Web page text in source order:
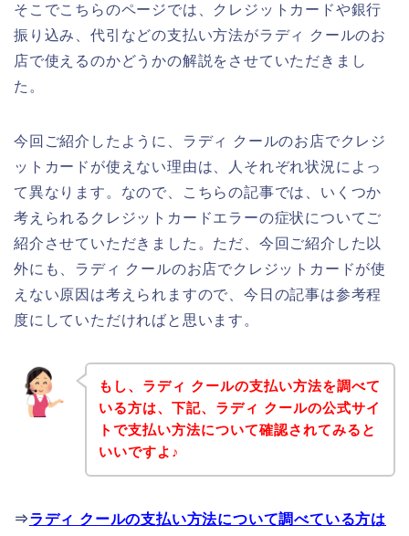
そこでこちらのページでは、クレジットカードや銀行
振り込み、代引などの支払い方法がラディ クールのお
店で使えるのかどうかの解説をさせていただきまし
た。
今回ご紹介したように、ラディ クールのお店でクレジ
ットカードが使えない理由は、人それぞれ状況によっ
て異なります。なので、こちらの記事では、いくつか
考えられるクレジットカードエラーの症状についてご
紹介させていただきました。ただ、今回ご紹介した以
外にも、ラディ クールのお店でクレジットカードが使
えない原因は考えられますので、今日の記事は参考程
度にしていただければと思います。
もし、ラディ クールの支払い方法を調べて
いる方は、下記、ラディ クールの公式サイ
トで支払い方法について確認されてみると
いいですよ♪
⇒ラディ クールの支払い方法について調べている方は